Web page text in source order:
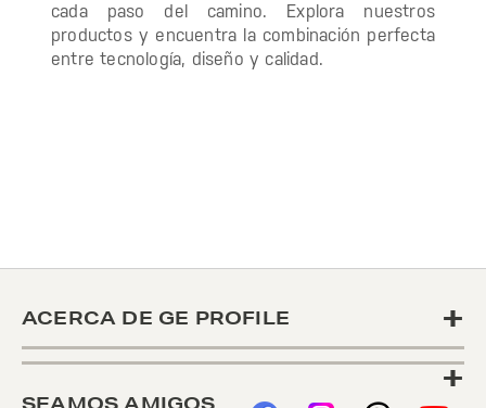
cada paso del camino. Explora nuestros
productos y encuentra la combinación perfecta
entre tecnología, diseño y calidad.
ACERCA DE GE PROFILE
+
+
SEAMOS AMIGOS